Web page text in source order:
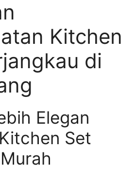
Kitchen
di
Elegan
Set